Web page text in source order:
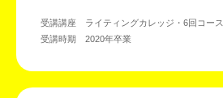
受講講座 ライティングカレッジ・6回コース
受講時期 2020年卒業